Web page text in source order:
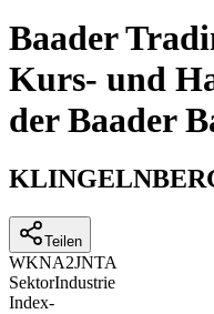
Baader
Kurs- und
der Baader
Teilen
WKNA2JNTA
SektorIndustrie
Index-